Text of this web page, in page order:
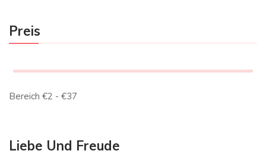
Preis
Bereich €2 - €37
Liebe Und Freude